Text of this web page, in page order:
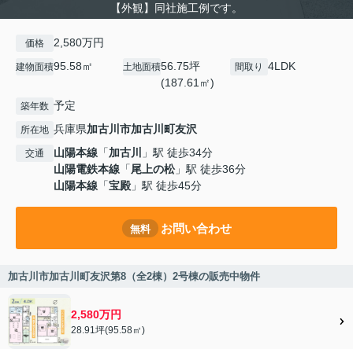
【外観】同社施工例です。
価格 2,580万円
建物面積95.58㎡ 土地面積56.75坪
(187.61㎡)
間取り 4LDK
築年数 予定
所在地 兵庫県加古川市加古川町友沢
交通 山陽本線 「加古川
」駅 徒歩34分
山陽電鉄本線 「尾上の松」駅 徒歩36分
山陽本線 「宝殿 」駅 徒歩45分
無料 お問い合わせ
加古川市加古川町友沢第8（全2棟）2号棟の販売中物件
2,580万円
28.91坪(95.58㎡)